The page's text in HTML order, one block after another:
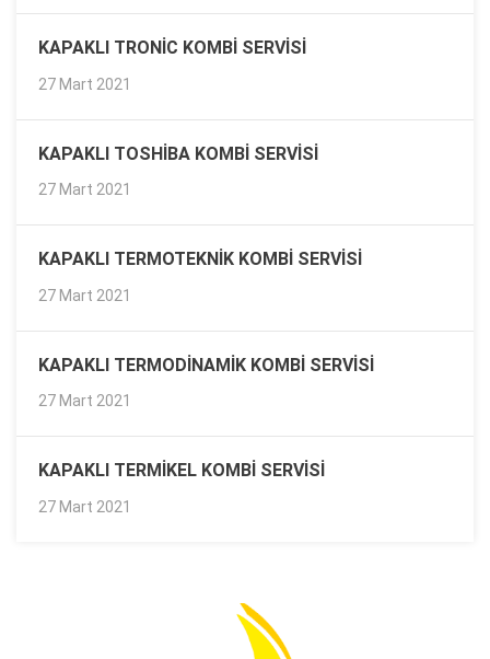
KAPAKLI TRONIC KOMBI SERVISI
27 Mart 2021
KAPAKLI TOSHIBA KOMBI SERVISI
27 Mart 2021
KAPAKLI TERMOTEKNIK KOMBI SERVISI
27 Mart 2021
KAPAKLI TERMODINAMIK KOMBI SERVISI
27 Mart 2021
KAPAKLI TERMIKEL KOMBI SERVISI
27 Mart 2021